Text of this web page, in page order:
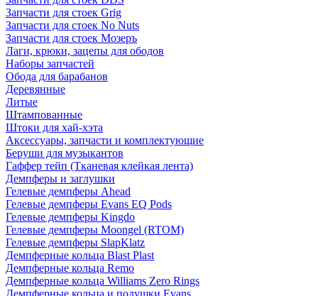
Запчасти для стоек Grig
Запчасти для стоек No Nuts
Запчасти для стоек Мозеръ
Лаги, крюки, зацепы для ободов
Наборы запчастей
Обода для барабанов
Деревянные
Литые
Штампованные
Штоки для хай-хэта
Аксессуары, запчасти и комплектующие
Беруши для музыкантов
Гаффер тейп (Тканевая клейкая лента)
Демпферы и заглушки
Гелевые демпферы Ahead
Гелевые демпферы Evans EQ Pods
Гелевые демпферы Kingdo
Гелевые демпферы Moongel (RTOM)
Гелевые демпферы SlapKlatz
Демпферные кольца Blast Plast
Демпферные кольца Remo
Демпферные кольца Williams Zero Rings
Демпферные кольца и подушки Evans